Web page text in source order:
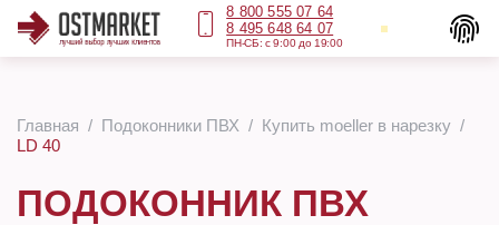
8 800 555 07 64
8 495 648 64 07
ПН-СБ: с 9:00 до 19:00
Главная Подоконники ПВХ
Купить moeller в нарезку
LD 40
ПОДОКОННИК ПВХ